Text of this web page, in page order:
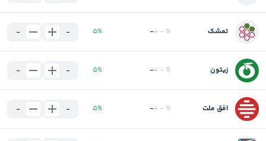
تمشک -+ - %
5%
-
-
زیتون -+ - %
5%
-
-
افق ملت -+ - %
5%
-
-